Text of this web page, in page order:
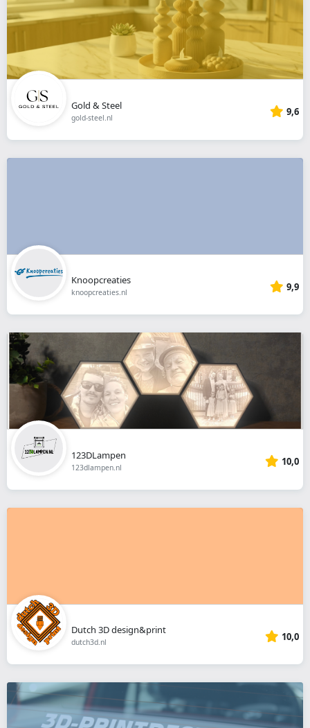
Gold & Steel
gold-steel.nl 9,6
Knoopcreaties
knoopcreaties.nl 9,9
123DLampen
123dlampen.nl 10,0
Dutch 3D design&print
dutch3d.nl 10,0